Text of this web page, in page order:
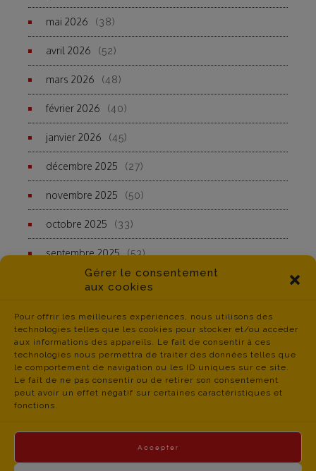
Gérer le consentement
aux cookies
Pour offrir les meilleures expériences, nous utilisons des
technologies telles que les cookies pour stocker et/ou accéder
aux informations des appareils. Le fait de consentir à ces
technologies nous permettra de traiter des données telles que
le comportement de navigation ou les ID uniques sur ce site.
Le fait de ne pas consentir ou de retirer son consentement
peut avoir un effet négatif sur certaines caractéristiques et
fonctions.
Accepter
mai 2026 (38)
avril 2026 (52)
mars 2026 (48)
février 2026 (40)
janvier 2026 (45)
décembre 2025 (27)
novembre 2025 (50)
octobre 2025 (33)
septembre 2025 (53)